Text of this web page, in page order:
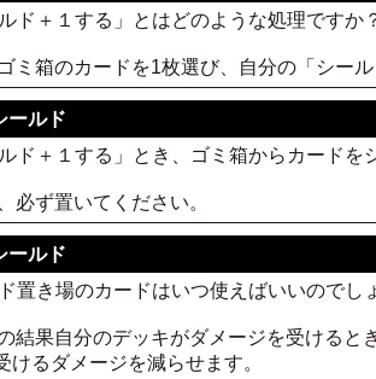
ド＋１する」とはどのような処理ですか
ミ箱のカードを1枚選び、自分の「シー
ールド
ド＋１する」とき、ゴミ箱からカード
必ず置いてください。
ールド
置き場のカードはいつ使えばいいのでし
結果自分のデッキがダメージを受ける
けるダメージを減らせます。